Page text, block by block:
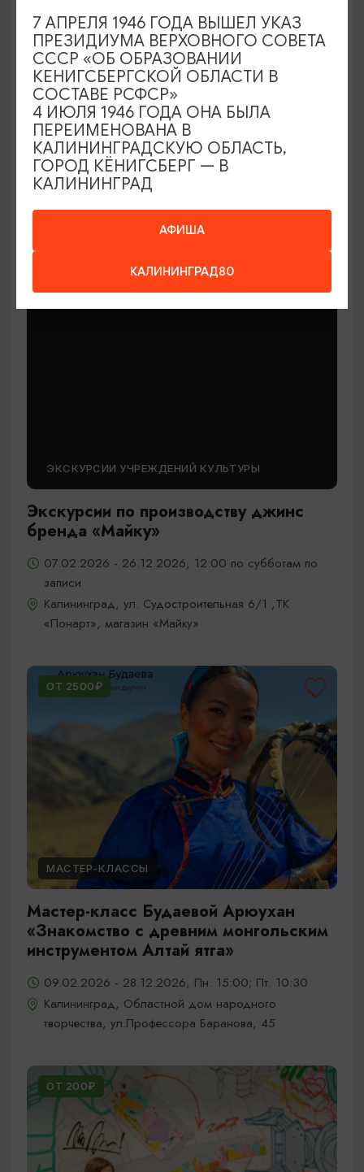
МАСТЕР-КЛАССЫ
Мастер-классы по керамике Елены
Бодяковой
Калининград, ул. Баранова, 45
ЭКСКУРСИИ УЧРЕЖДЕНИЙ КУЛЬТУРЫ
Экскурсии по производству джинс
бренда «Майку»
07.02.2026 - 26.12.2026, 12:00 по субботам по
записи
Калининград, ул. Судостроительная 6/1 ,ТК
«Понарт», магазин «Майку»
ОТ 2500₽
МАСТЕР-КЛАССЫ
Мастер-класс Будаевой Арюухан
«Знакомство с древним монгольским
инструментом Алтай ятга»
09.02.2026 - 28.12.2026, Пн. 15:00; Пт. 10:30
Калининград, Областной дом народного
творчества, ул.Профессора Баранова, 45
ОТ 200₽
АФИША
КАЛИНИНГРАД80
7 АПРЕЛЯ 1946 ГОДА ВЫШЕЛ УКАЗ
ПРЕЗИДИУМА ВЕРХОВНОГО СОВЕТА
СССР «ОБ ОБРАЗОВАНИИ
КЕНИГСБЕРГСКОЙ ОБЛАСТИ В
СОСТАВЕ РСФСР»
4 ИЮЛЯ 1946 ГОДА ОНА БЫЛА
ПЕРЕИМЕНОВАНА В
КАЛИНИНГРАДСКУЮ ОБЛАСТЬ,
ГОРОД КЁНИГСБЕРГ — В
КАЛИНИНГРАД